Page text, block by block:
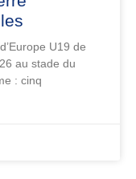
U19 de
au stade du
: cinq